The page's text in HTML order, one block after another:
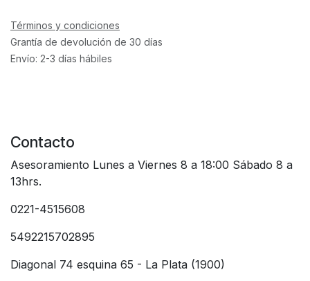
Términos y condiciones
Grantía de devolución de 30 días
Envío: 2-3 días hábiles
Contacto
Asesoramiento Lunes a Viernes 8 a 18:00 Sábado 8 a
13hrs.
0221-4515608
5492215702895
Diagonal 74 esquina 65 - La Plata (1900)